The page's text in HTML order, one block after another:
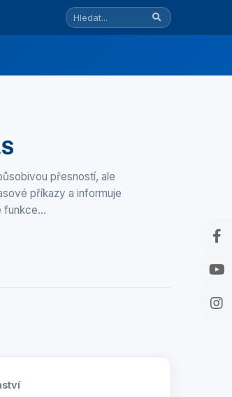
přesností, ale
příkazy a informuje
funkce…